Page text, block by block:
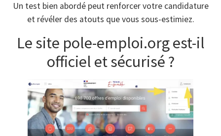
Un test bien abordé peut renforcer votre candidature
et révéler des atouts que vous sous-estimiez.
Le site pole-emploi.org est-il
officiel et sécurisé ?